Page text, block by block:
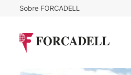
Sobre FORCADELL
Nave